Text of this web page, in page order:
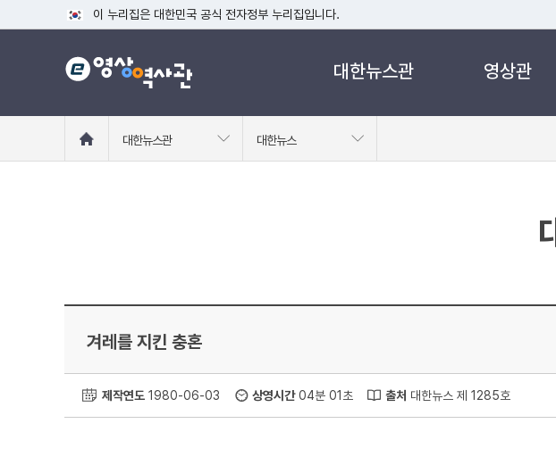
이 누리집은 대한민국 공식 전자정부 누리집입니다.
공식 누리집 주소 확인하기
go.kr 주소를 사용하는 누리집은 대한민국 정부기관이 관리하는 누리집입니다.
대한뉴스관 영상관
로
대한뉴스관 대한뉴스
겨레를 지킨 충혼
제작연도 1980-06-03 상영시간04분 01초 출처 대한뉴스 제 1285호